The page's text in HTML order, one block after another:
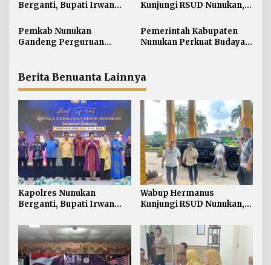
p
o
s
Berganti, Bupati Irwan
Jaga Stabilitas Wilayah
Perbatasan
Kunjungi RSUD Nunukan,
Pelayanan Kesehatan
Pemkab Nunukan
Gandeng Perguruan
Perbatasan
Pemerintah Kabupaten
Nunukan Perkuat Budaya
Berita Benuanta Lainnya
Kapolres Nunukan
Berganti, Bupati Irwan
Jaga Stabilitas Wilayah
Perbatasan
Wabup Hermanus
Kunjungi RSUD Nunukan,
Pelayanan Kesehatan